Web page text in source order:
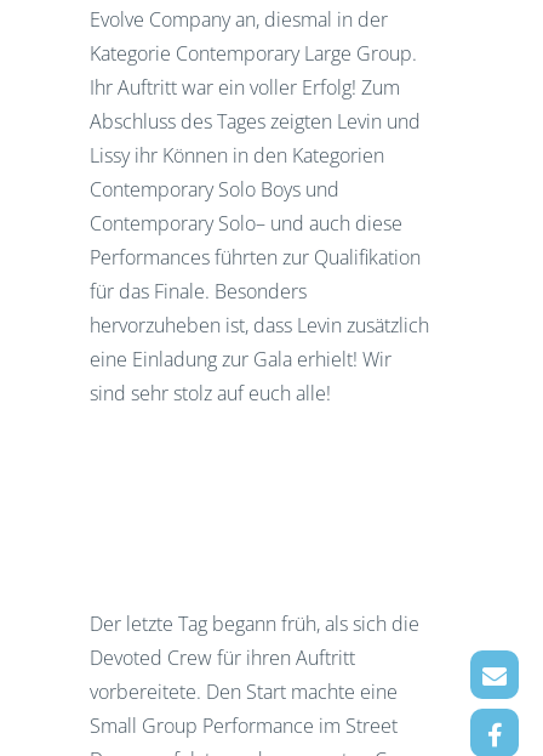
Evolve Company an, diesmal in der
Kategorie Contemporary Large Group.
Ihr Auftritt war ein voller Erfolg! Zum
Abschluss des Tages zeigten Levin und
Lissy ihr Können in den Kategorien
Contemporary Solo Boys und
Contemporary Solo– und auch diese
Performances führten zur Qualifikation
für das Finale. Besonders
hervorzuheben ist, dass Levin zusätzlich
eine Einladung zur Gala erhielt! Wir
sind sehr stolz auf euch alle!
Der letzte Tag begann früh, als sich die
Devoted Crew für ihren Auftritt
vorbereitete. Den Start machte eine
Small Group Performance im Street